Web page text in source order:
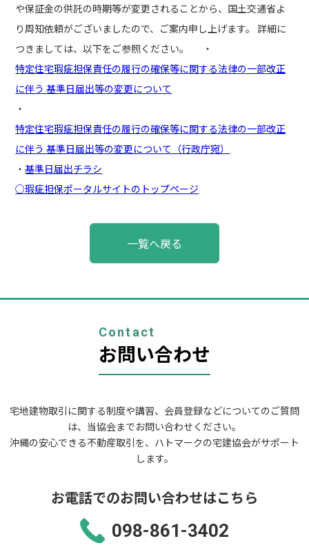
や保証金の供託の時期等が変更されることから、国土交通省よ
り周知依頼がございましたので、ご案内申し上げます。 詳細に
つきましては、以下をご参照ください。 ・
特定住宅瑕疵担保責任の履行の確保等に関する法律の一部改正
に伴う 基準日届出等の変更について
・
特定住宅瑕疵担保責任の履行の確保等に関する法律の一部改正
に伴う 基準日届出等の変更について（行政庁宛）
・基準日届出チラシ
○瑕疵担保ポータルサイトのトップページ
ー
一覧へ戻る
Contact
お問い合わせ
宅地建物取引に関する制度や講習、会員登録などについてのご質問
は、当協会までお問い合わせください。
沖縄の安心できる不動産取引を、ハトマークの宅建協会がサポート
します。
お電話でのお問い合わせはこちら
098-861-3402